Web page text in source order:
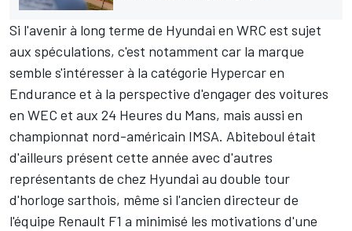
Si l'avenir à long terme de Hyundai en WRC est sujet
aux spéculations, c'est notamment car la marque
semble s'intéresser à la catégorie Hypercar en
Endurance et à la perspective d'engager des voitures
en WEC et aux 24 Heures du Mans, mais aussi en
championnat nord-américain IMSA. Abiteboul était
d'ailleurs présent cette année avec d'autres
représentants de chez Hyundai au double tour
d'horloge sarthois, même si l'ancien directeur de
l'équipe Renault F1 a minimisé les motivations d'une